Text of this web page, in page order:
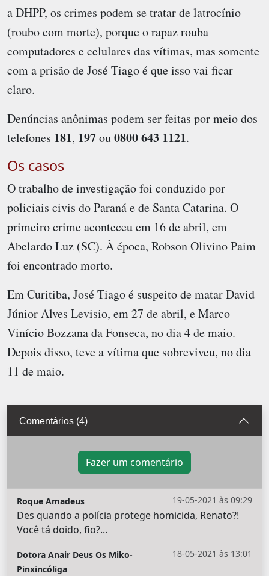
a DHPP, os crimes podem se tratar de latrocínio
(roubo com morte), porque o rapaz rouba
computadores e celulares das vítimas, mas somente
com a prisão de José Tiago é que isso vai ficar
claro.
Denúncias anônimas podem ser feitas por meio dos
telefones 181, 197ou0800 643 1121.
Os casos
O trabalho de investigação foi conduzido por
policiais civis do Paraná e de Santa Catarina. O
primeiro crime aconteceu em 16 de abril, em
Abelardo Luz (SC). À época, Robson Olivino Paim
foi encontrado morto.
Em Curitiba, José Tiago é suspeito de matar David
Júnior Alves Levisio, em 27 de abril, e Marco
Vinício Bozzana da Fonseca, no dia 4 de maio.
Depois disso, teve a vítima que sobreviveu, no dia
11 de maio.
Comentários (4)
Fazer um comentário
19-05-2021 às 09:29
Roque Amadeus
Des quando a polícia protege homicida, Renato?!
Você tá doido, fio?...
18-05-2021 às 13:01
Dotora Anair Deus Os Miko-
Pinxincóliga